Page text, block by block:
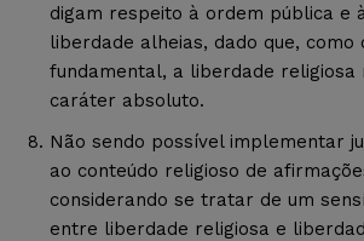
digam respeito à ordem pública e
liberdade alheias, dado que, como
fundamental, a liberdade religiosa
caráter absoluto.
Não sendo possível implementar
ao conteúdo religioso de
considerando se tratar de um
entre liberdade religiosa e